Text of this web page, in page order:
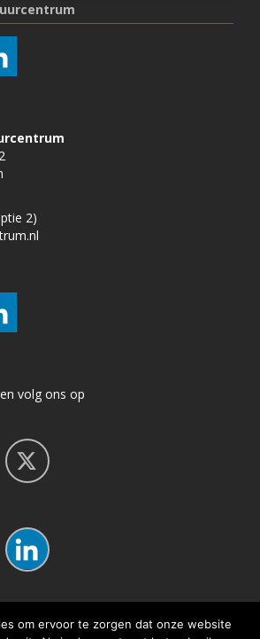
2)
volg ons op
om ervoor te zorgen dat onze website